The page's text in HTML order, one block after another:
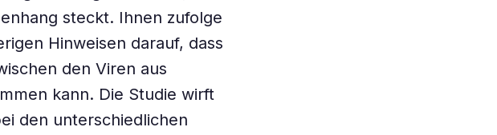
steckt. Ihnen zufolge
Hinweisen darauf, dass
den Viren aus
kann. Die Studie wirft
den unterschiedlichen